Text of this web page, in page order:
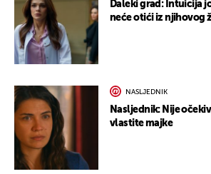
Daleki grad: Intuicija
neće otići iz njihovog
NASLJEDNIK
Nasljednik: Nije
vlastite majke